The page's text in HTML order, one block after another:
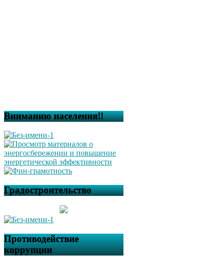
Вниманию населения!!
Градостроительство
Противодействие
коррупции